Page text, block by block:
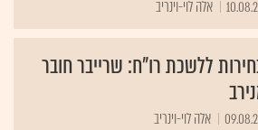
אלה לוי-וינריב
ללשכת רו"ח: שרייבר חובר
אלה לוי-וינריב